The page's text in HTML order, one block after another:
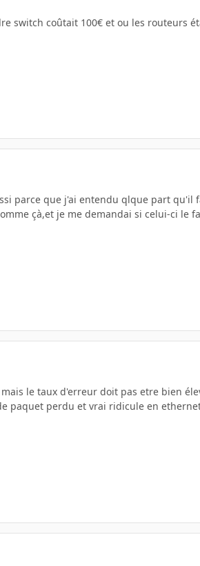
switch coûtait 100€ et ou les routeurs
parce que j'ai entendu qlque part
çà,et je me demandai si celui-ci le
le taux d'erreur doit pas etre bien
paquet perdu et vrai ridicule en